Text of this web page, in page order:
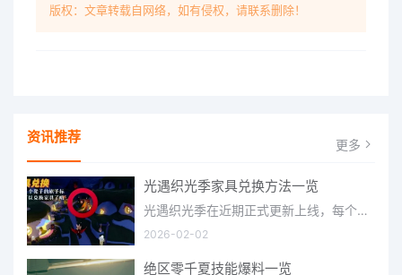
版权：文章转载自网络，如有侵权，请联系删除！
资讯推荐 更多
光遇织光季家具兑换方法一览
光遇织光季在近期正式更新上线，每个季节都有着许多全新内容和资讯可以让你来体验，不少刚体验的小伙伴想要知道
2026-02-02
绝区零千夏技能爆料一览